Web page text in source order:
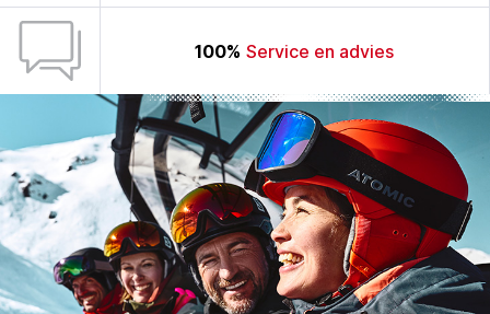
100% Service en advies